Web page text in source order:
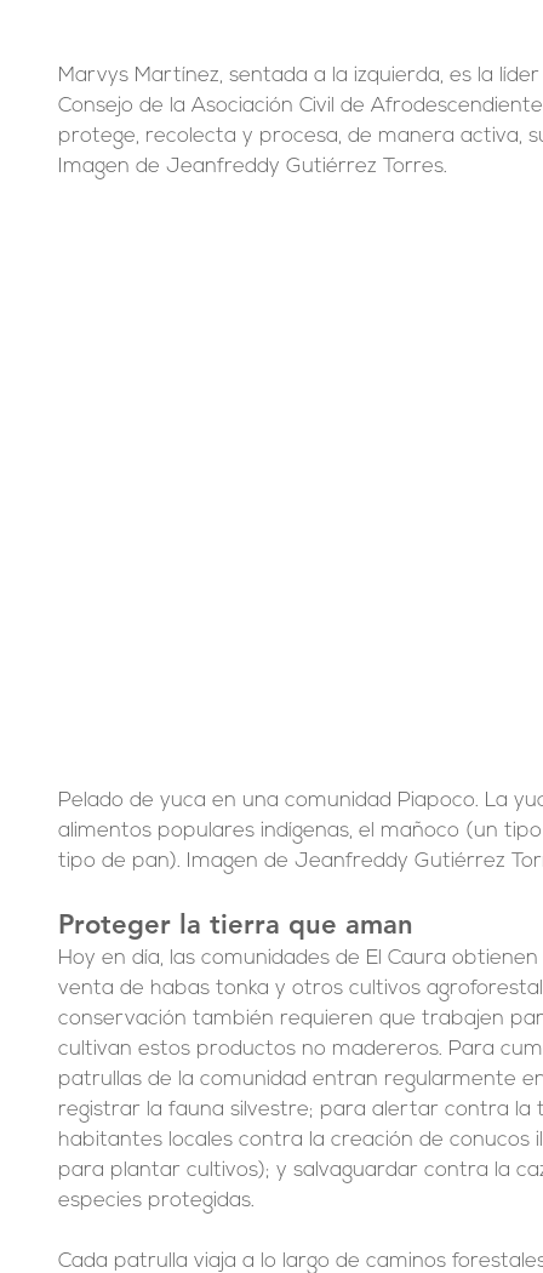
Marvys Martínez, sentada a la izquierda, es la
Consejo de la Asociación Civil de
protege, recolecta y procesa, de manera activa,
Imagen de Jeanfreddy Gutiérrez Torres.
Pelado de yuca en una comunidad Piapoco. La
alimentos populares indígenas, el mañoco (un
tipo de pan). Imagen de Jeanfreddy Gutiérrez
Proteger la tierra que aman
Hoy en día, las comunidades de El Caura
venta de habas tonka y otros cultivos
conservación también requieren que trabajen
cultivan estos productos no madereros. Para
patrullas de la comunidad entran regularmente
registrar la fauna silvestre; para alertar contra la
habitantes locales contra la creación de conucos
para plantar cultivos); y salvaguardar contra la
especies protegidas.
Cada patrulla viaja a lo largo de caminos